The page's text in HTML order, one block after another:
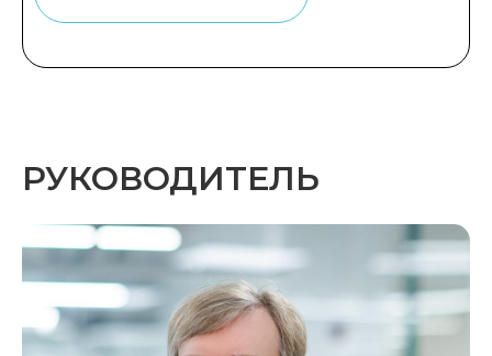
РУКОВОДИТЕЛЬ